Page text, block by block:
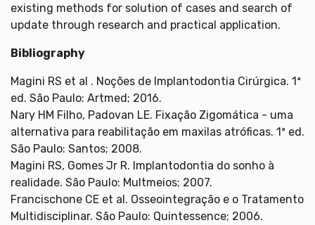
existing methods for solution of cases and search of
update through research and practical application.
Bibliography
Magini RS et al . Noções de Implantodontia Cirúrgica. 1ª
ed. São Paulo: Artmed; 2016.
Nary HM Filho, Padovan LE. Fixação Zigomática - uma
alternativa para reabilitação em maxilas atróficas. 1ª ed.
São Paulo: Santos; 2008.
Magini RS, Gomes Jr R. Implantodontia do sonho à
realidade. São Paulo: Multmeios; 2007.
Francischone CE et al. Osseointegração e o Tratamento
Multidisciplinar. São Paulo: Quintessence; 2006.